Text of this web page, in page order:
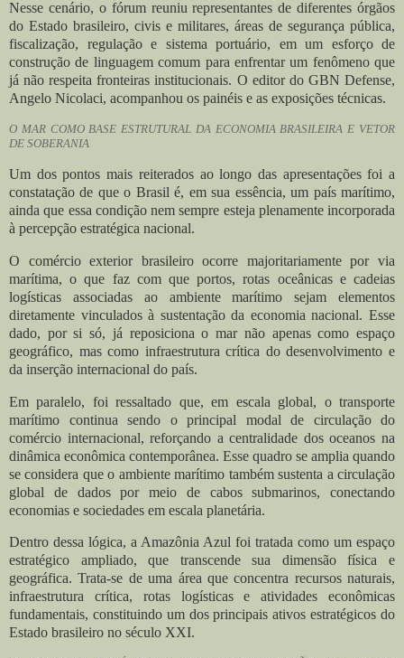
Nesse cenário, o fórum reuniu representantes de diferentes órgãos
do Estado brasileiro, civis e militares, áreas de segurança pública,
fiscalização, regulação e sistema portuário, em um esforço de
construção de linguagem comum para enfrentar um fenômeno que
já não respeita fronteiras institucionais. O editor do GBN Defense,
Angelo Nicolaci, acompanhou os painéis e as exposições técnicas.
O MAR COMO BASE ESTRUTURAL DA ECONOMIA BRASILEIRA E VETOR
DE SOBERANIA
Um dos pontos mais reiterados ao longo das apresentações foi a
constatação de que o Brasil é, em sua essência, um país marítimo,
ainda que essa condição nem sempre esteja plenamente incorporada
à percepção estratégica nacional.
O comércio exterior brasileiro ocorre majoritariamente por via
marítima, o que faz com que portos, rotas oceânicas e cadeias
logísticas associadas ao ambiente marítimo sejam elementos
diretamente vinculados à sustentação da economia nacional. Esse
dado, por si só, já reposiciona o mar não apenas como espaço
geográfico, mas como infraestrutura crítica do desenvolvimento e
da inserção internacional do país.
Em paralelo, foi ressaltado que, em escala global, o transporte
marítimo continua sendo o principal modal de circulação do
comércio internacional, reforçando a centralidade dos oceanos na
dinâmica econômica contemporânea. Esse quadro se amplia quando
se considera que o ambiente marítimo também sustenta a circulação
global de dados por meio de cabos submarinos, conectando
economias e sociedades em escala planetária.
Dentro dessa lógica, a Amazônia Azul foi tratada como um espaço
estratégico ampliado, que transcende sua dimensão física e
geográfica. Trata-se de uma área que concentra recursos naturais,
infraestrutura crítica, rotas logísticas e atividades econômicas
fundamentais, constituindo um dos principais ativos estratégicos do
Estado brasileiro no século XXI.